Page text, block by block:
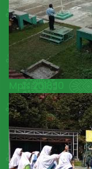
Mpls 2018 10